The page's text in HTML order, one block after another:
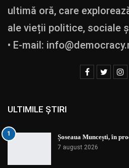
ultimă oră, care
ale vieții politice, sociale
• E-mail:
ULTIMILE ȘTIRI
1 Șoseaua Muncești, în
7 august 2026